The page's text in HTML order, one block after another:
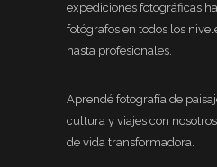
expediciones fotográficas
fotógrafos en todos los
hasta profesionales.
Aprendé fotografía de
cultura y viajes con
de vida transformadora.